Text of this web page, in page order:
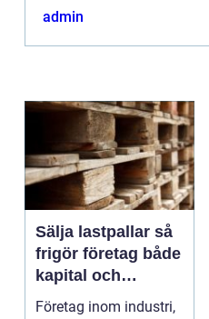
rådgivning inom ett visst
admin
Sälja lastpallar så
frigör företag både
kapital och
lagerutrymme
Företag inom industri,